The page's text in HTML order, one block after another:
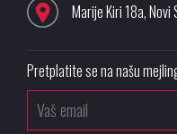
Marije Kiri 18a,Novi
Pretplatite se na našu